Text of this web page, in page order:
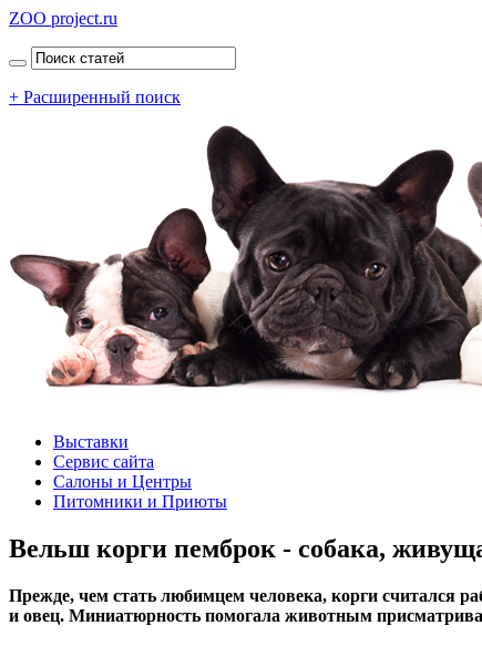
ZOO project.ru
+ Расширенный поиск
Выставки
Сервис сайта
Салоны и Центры
Питомники и Приюты
Вельш корги пемброк - собака,
Прежде, чем стать любимцем человека, корги считался
и овец. Миниатюрность помогала животным